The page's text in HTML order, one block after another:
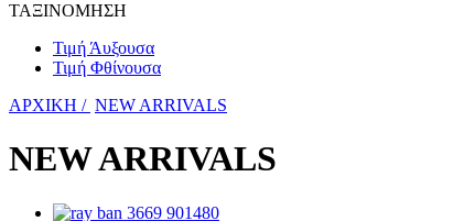
ΤΑΞΙΝΟΜΗΣΗ
Τιμή Άυξουσα
Τιμή Φθίνουσα
ΑΡΧΙΚΗ / NEW ARRIVALS
NEW ARRIVALS